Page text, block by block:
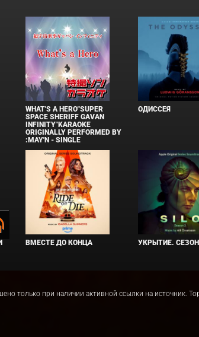
WHAT'S A HERO"SUPER
SPACE SHERIFF GAVAN
INFINITY"KARAOKE
ORIGINALLY PERFORMED BY
:MAY'N - SINGLE
ОДИССЕЯ
ВМЕСТЕ ДО КОНЦА УКРЫТИЕ.
только при наличии активной ссылки на источник.